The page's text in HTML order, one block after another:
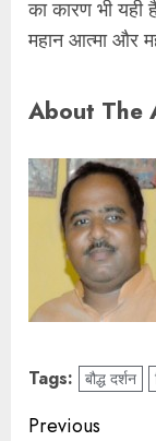
का कारण भी यही
महान आत्मा और
About The
Tags: बौद्ध दर्शन
Previous